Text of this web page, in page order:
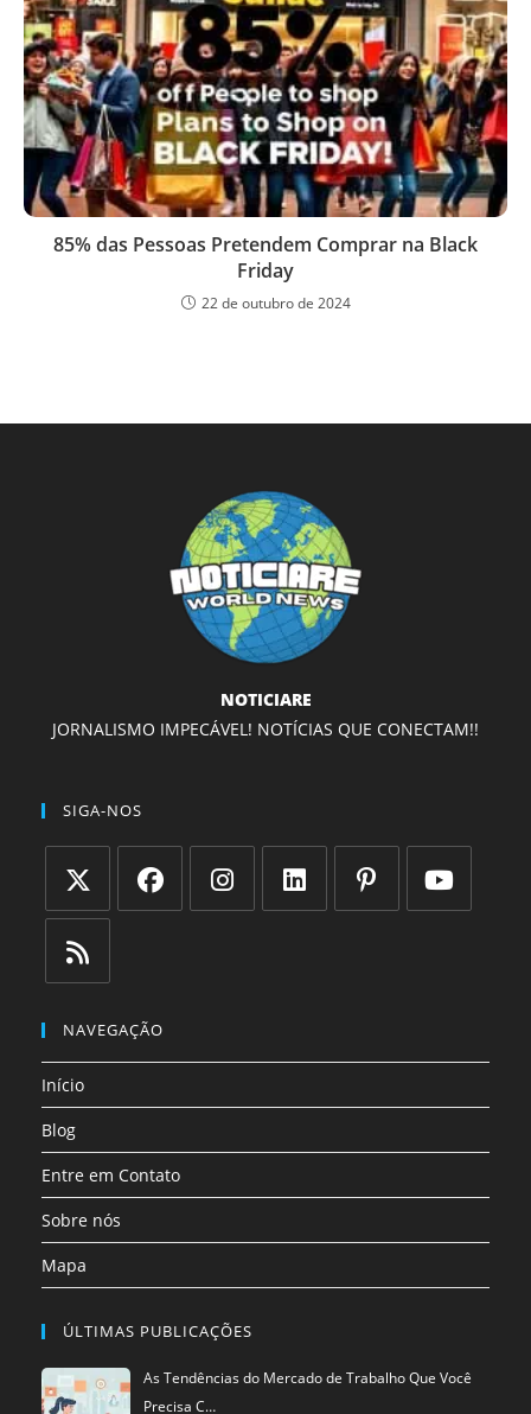
85% das Pessoas Pretendem Comprar na Black
Friday
22 de outubro de 2024
NOTICIARE
JORNALISMO IMPECÁVEL! NOTÍCIAS QUE CONECTAM!!
SIGA-NOS
Abre
em
uma
aba
aba
em
uma
nova
aba
NAVEGAÇÃO
Início
Blog
Entre em Contato
Sobre nós
Mapa
ÚLTIMAS PUBLICAÇÕES
As Tendências do Mercado de Trabalho Que Você
Precisa C…